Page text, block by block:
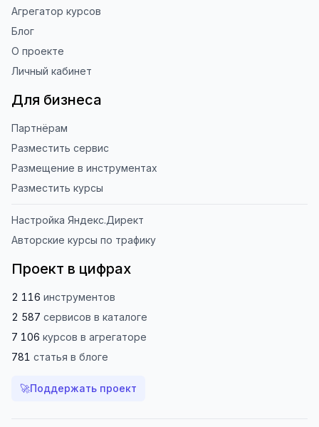
Агрегатор курсов
Блог
О проекте
Личный кабинет
Для бизнеса
Партнёрам
Разместить сервис
Размещение в инструментах
Разместить курсы
Настройка Яндекс.Директ
Авторские курсы по трафику
Проект в цифрах
2 116 инструментов
2 587 сервисов в каталоге
7 106 курсов в агрегаторе
781 статья в блоге
🚀Поддержать проект